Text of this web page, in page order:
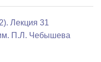
Лекция 31
П.Л. Чебышева